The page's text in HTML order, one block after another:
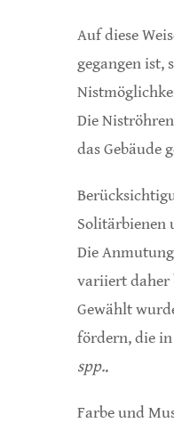
Auf diese
gegangen ist,
Die
das Gebäude
Solitärbienen
Die
variiert daher
Gewählt
fördern, die
spp..
Farbe und